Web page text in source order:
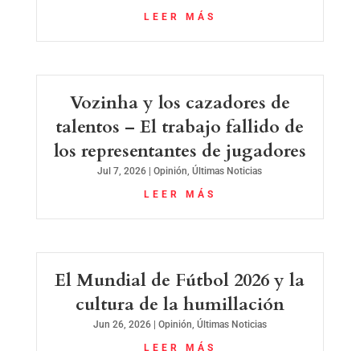
LEER MÁS
Vozinha y los cazadores de
talentos – El trabajo fallido de
los representantes de jugadores
Jul 7, 2026 |Opinión,Últimas Noticias
LEER MÁS
El Mundial de Fútbol 2026 y la
cultura de la humillación
Jun 26, 2026| Opinión, Últimas Noticias
LEER MÁS